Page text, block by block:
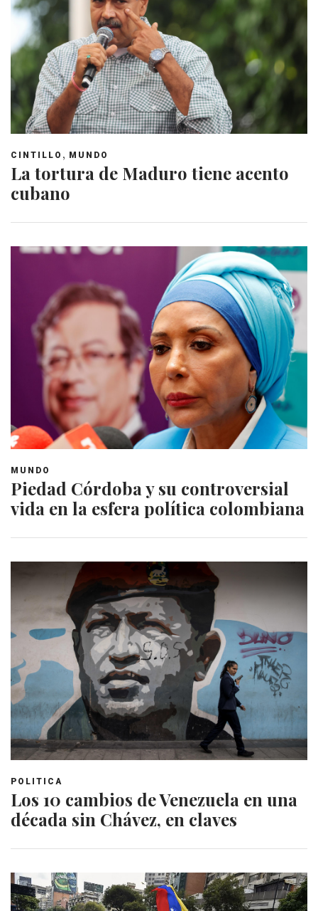
CINTILLO , MUNDO
La tortura de Maduro tiene acento
cubano
MUNDO
Piedad Córdoba y su controversial
vida en la esfera política colombiana
POLITICA
Los 10 cambios de Venezuela en una
década sin Chávez, en claves